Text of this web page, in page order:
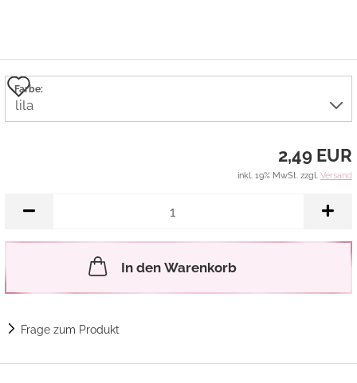
Auf
den
Farbe:
2,49 EUR
inkl. 19% MwSt. zzgl. Versand
In den Warenkorb
Frage zum Produkt